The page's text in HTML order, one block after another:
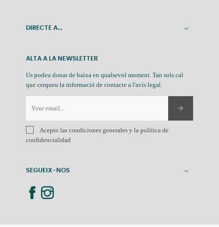
DIRECTE A... 
ALTA A LA NEWSLETTER
Us podeu donar de baixa en qualsevol moment. Tan sols cal
que cerqueu la informació de contacte a l'avís legal.
Acepto las condiciones generales y la política de
confidencialidad
SEGUEIX-NOS 